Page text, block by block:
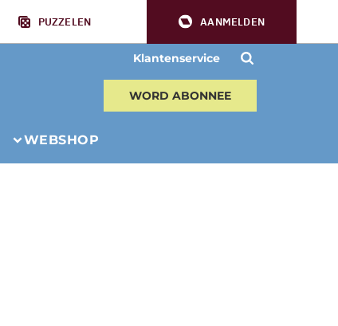
PUZZELEN AANMELDEN
Klantenservice
WORD ABONNEE
WEBSHOP